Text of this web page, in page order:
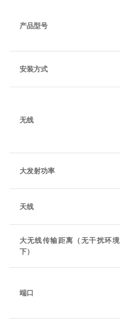
产品型号
安装方式
无线
大发射功率
天线
大无线传输距离（无干扰环境
下）
端口